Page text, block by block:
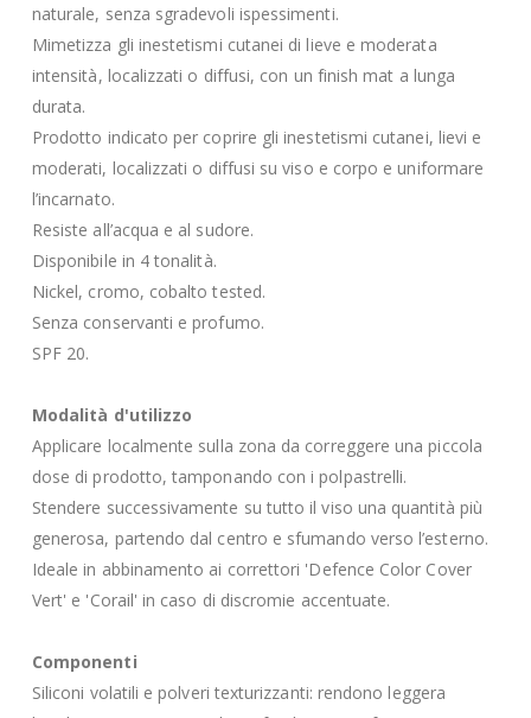
naturale, senza sgradevoli ispessimenti.
Mimetizza gli inestetismi cutanei di lieve e moderata
intensità, localizzati o diffusi, con un finish mat a lunga
durata.
Prodotto indicato per coprire gli inestetismi cutanei, lievi e
moderati, localizzati o diffusi su viso e corpo e uniformare
l’incarnato.
Resiste all’acqua e al sudore.
Disponibile in 4 tonalità.
Nickel, cromo, cobalto tested.
Senza conservanti e profumo.
SPF 20.
Modalità d'utilizzo
Applicare localmente sulla zona da correggere una piccola
dose di prodotto, tamponando con i polpastrelli.
Stendere successivamente su tutto il viso una quantità più
generosa, partendo dal centro e sfumando verso l’esterno.
Ideale in abbinamento ai correttori 'Defence Color Cover
Vert' e 'Corail' in caso di discromie accentuate.
Componenti
Siliconi volatili e polveri texturizzanti: rendono leggera